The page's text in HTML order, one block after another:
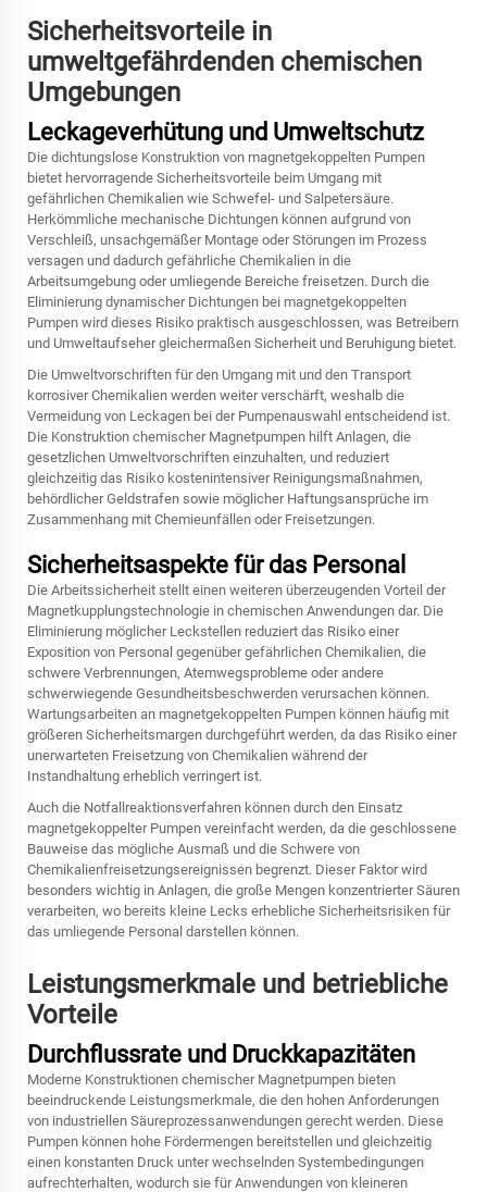
Sicherheitsvorteile in
umweltgefährdenden chemischen
Umgebungen
Leckageverhütung und Umweltschutz
Die dichtungslose Konstruktion von magnetgekoppelten Pumpen
bietet hervorragende Sicherheitsvorteile beim Umgang mit
gefährlichen Chemikalien wie Schwefel- und Salpetersäure.
Herkömmliche mechanische Dichtungen können aufgrund von
Verschleiß, unsachgemäßer Montage oder Störungen im Prozess
versagen und dadurch gefährliche Chemikalien in die
Arbeitsumgebung oder umliegende Bereiche freisetzen. Durch die
Eliminierung dynamischer Dichtungen bei magnetgekoppelten
Pumpen wird dieses Risiko praktisch ausgeschlossen, was Betreibern
und Umweltaufseher gleichermaßen Sicherheit und Beruhigung bietet.
Die Umweltvorschriften für den Umgang mit und den Transport
korrosiver Chemikalien werden weiter verschärft, weshalb die
Vermeidung von Leckagen bei der Pumpenauswahl entscheidend ist.
Die Konstruktion chemischer Magnetpumpen hilft Anlagen, die
gesetzlichen Umweltvorschriften einzuhalten, und reduziert
gleichzeitig das Risiko kostenintensiver Reinigungsmaßnahmen,
behördlicher Geldstrafen sowie möglicher Haftungsansprüche im
Zusammenhang mit Chemieunfällen oder Freisetzungen.
Sicherheitsaspekte für das Personal
Die Arbeitssicherheit stellt einen weiteren überzeugenden Vorteil der
Magnetkupplungstechnologie in chemischen Anwendungen dar. Die
Eliminierung möglicher Leckstellen reduziert das Risiko einer
Exposition von Personal gegenüber gefährlichen Chemikalien, die
schwere Verbrennungen, Atemwegsprobleme oder andere
schwerwiegende Gesundheitsbeschwerden verursachen können.
Wartungsarbeiten an magnetgekoppelten Pumpen können häufig mit
größeren Sicherheitsmargen durchgeführt werden, da das Risiko einer
unerwarteten Freisetzung von Chemikalien während der
Instandhaltung erheblich verringert ist.
Auch die Notfallreaktionsverfahren können durch den Einsatz
magnetgekoppelter Pumpen vereinfacht werden, da die geschlossene
Bauweise das mögliche Ausmaß und die Schwere von
Chemikalienfreisetzungsereignissen begrenzt. Dieser Faktor wird
besonders wichtig in Anlagen, die große Mengen konzentrierter Säuren
verarbeiten, wo bereits kleine Lecks erhebliche Sicherheitsrisiken für
das umliegende Personal darstellen können.
Leistungsmerkmale und betriebliche
Vorteile
Durchflussrate und Druckkapazitäten
Moderne Konstruktionen chemischer Magnetpumpen bieten
beeindruckende Leistungsmerkmale, die den hohen Anforderungen
von industriellen Säureprozessanwendungen gerecht werden. Diese
Pumpen können hohe Fördermengen bereitstellen und gleichzeitig
einen konstanten Druck unter wechselnden Systembedingungen
aufrechterhalten, wodurch sie für Anwendungen von kleineren